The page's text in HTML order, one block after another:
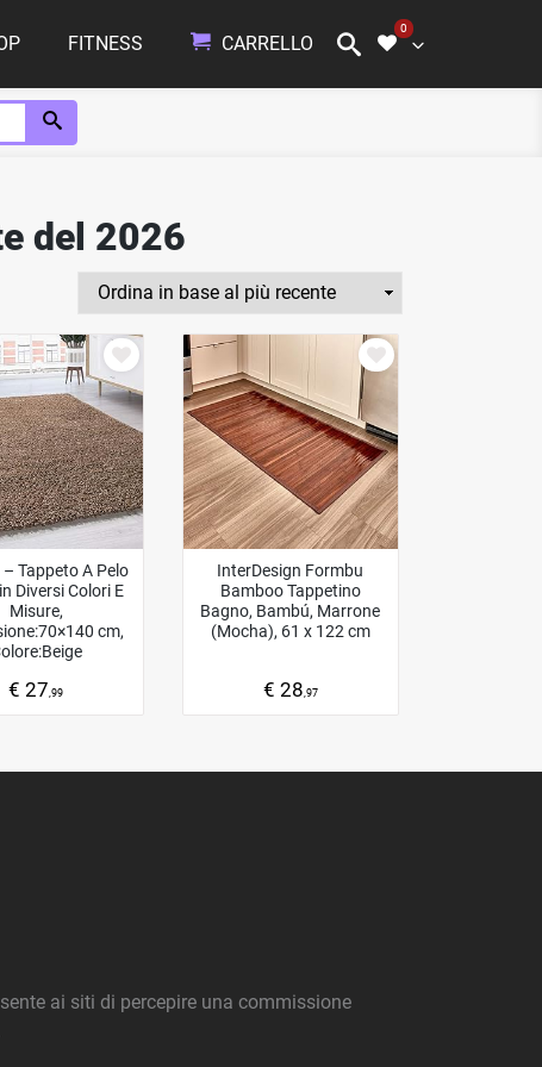
FITNESS CARRELLO
0
del 2026
Tappeto A Pelo
Diversi Colori E
Misure,
cm,
€ 27 ,99
InterDesign Formbu
Bamboo Tappetino
Bagno, Bambú, Marrone
(Mocha), 61 x 122 cm
€ 28 ,97
ai siti di percepire una commissione